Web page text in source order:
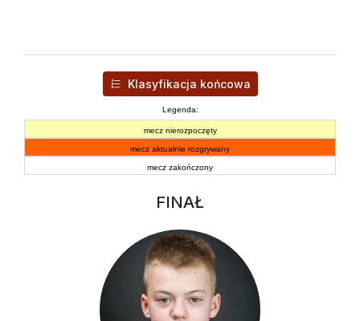
Klasyfikacja końcowa
Legenda:
mecz nierozpoczęty
mecz aktualnie rozgrywany
mecz zakończony
FINAŁ